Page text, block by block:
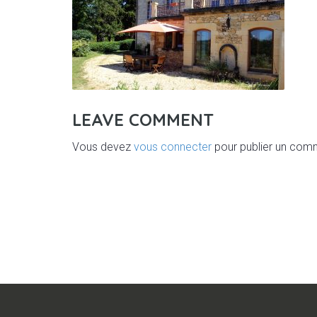
LEAVE COMMENT
Vous devez vous connecter pour publier un